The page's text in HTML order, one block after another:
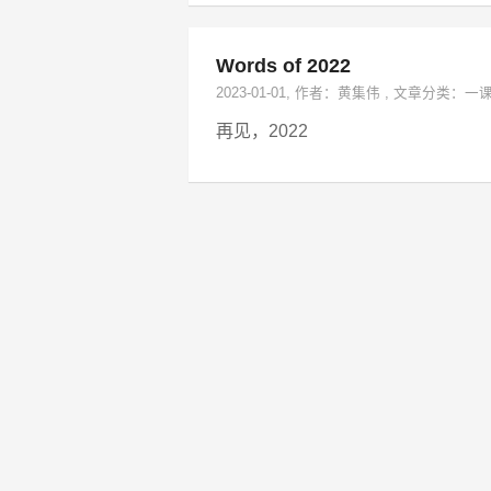
Words of 2022
2023-01-01, 作者： 黄集伟 , 文章分类： 一
再见，2022